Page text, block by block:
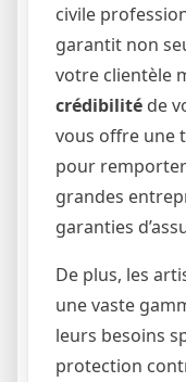
civile
garantit non
votre clientèle
crédibilité de
vous offre une
pour
grandes
garanties
De plus, les
une vaste
leurs besoins
protection